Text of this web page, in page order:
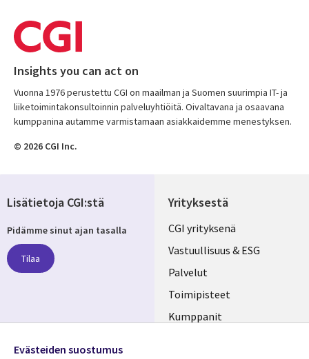
Insights you can act on
Vuonna 1976 perustettu CGI on maailman ja Suomen suurimpia IT- ja
liiketoimintakonsultoinnin palveluyhtiöitä. Oivaltavana ja osaavana
kumppanina autamme varmistamaan asiakkaidemme menestyksen.
© 2026 CGI Inc.
Yrityksestä
Useful
links
FINLAND
CGI yrityksenä
Vastuullisuus & ESG
Palvelut
Toimipisteet
Kumppanit
Lisätietoja CGI:stä
Pidämme sinut ajan tasalla
Tilaa
Evästeiden suostumus